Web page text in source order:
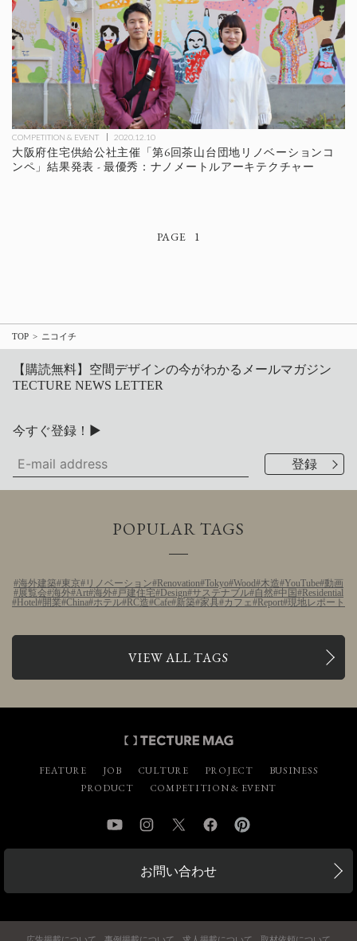
COMPETITION & EVENT 2020.12.10
大阪府住宅供給公社主催「第6回茶山台団地リノベーションコ
ンペ」結果発表 - 最優秀：ナノメートルアーキテクチャー
1
TOP ニコイチ
【購読無料】空間デザインの今がわかるメールマガジン
TECTURE NEWS LETTER
今すぐ登録！▶
POPULAR TAGS
海外建築 東京 リノベーション Renovation Tokyo Wood 木造 YouTube 動画
展覧会 海外 Art 海外 戸建住宅 Design サステナブル 自然 中国
Residential
Hotel 開業 China ホテル RC造 Cafe 新築 家具 カフェ Report 現地レポート
VIEW ALL TAGS
FEATURE JOB CULTURE PROJECT
BUSINESS
PRODUCT
COMPETITION & EVENT
YouTube InstagramTwitter Facebook
お問い合わせ
広告掲載について 事例掲載について 求人掲載について 取材依頼について